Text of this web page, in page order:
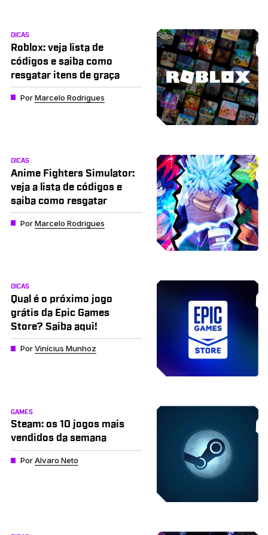
DICAS
Roblox: veja lista de
códigos e saiba como
resgatar itens de graça
PorMarcelo Rodrigues
DICAS
Anime Fighters Simulator:
veja a lista de códigos e
saiba como resgatar
PorMarcelo Rodrigues
DICAS
Qual é o próximo jogo
grátis da Epic Games
Store? Saiba aqui!
PorVinícius Munhoz
GAMES
Steam: os 10 jogos mais
vendidos da semana
PorAlvaro Neto